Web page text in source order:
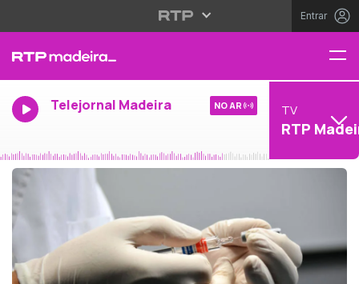
Entrar
Telejornal Madeira NO AR TV
RTP